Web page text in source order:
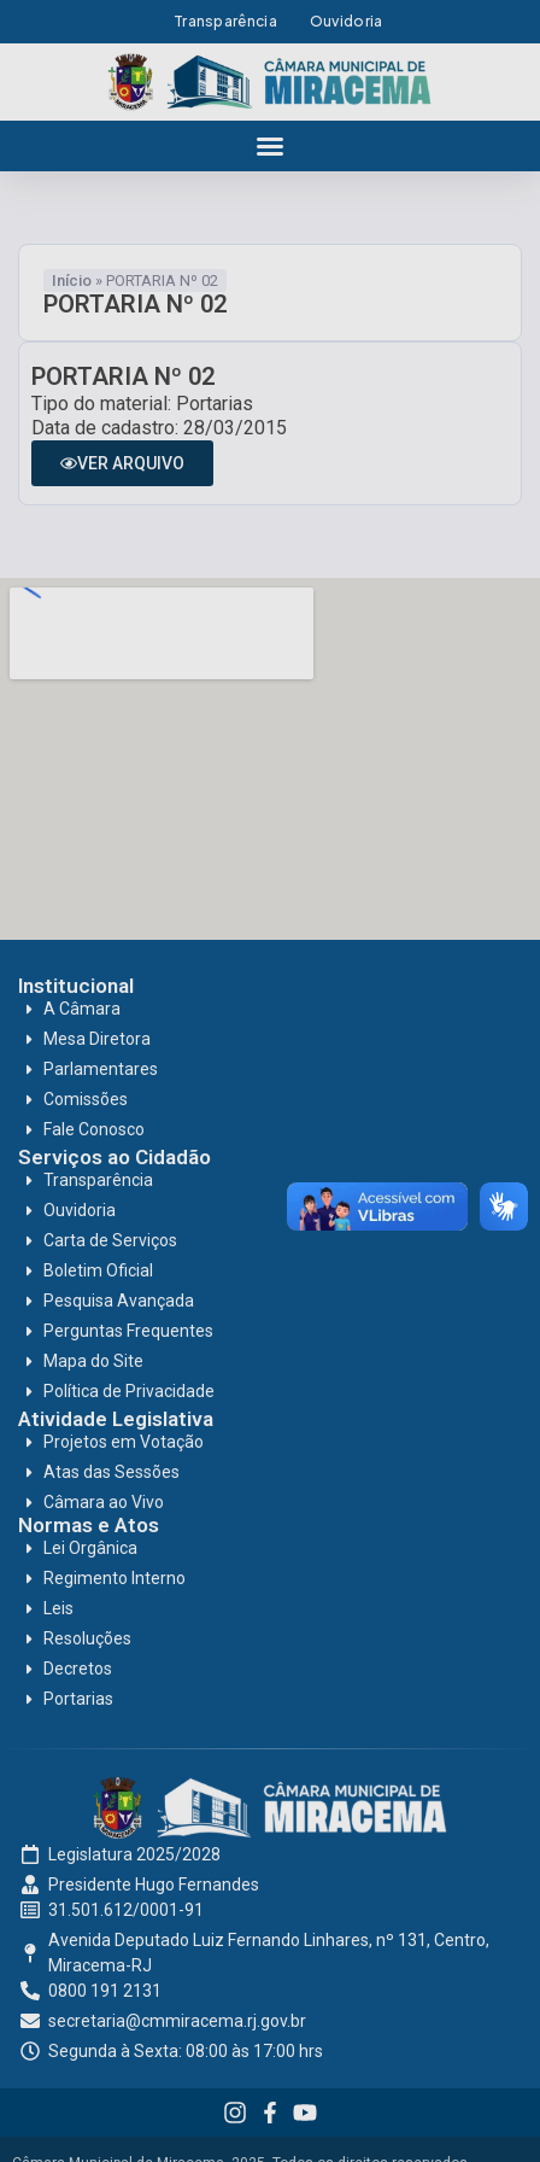
Transparência Ouvidoria
Início » PORTARIA Nº 02
PORTARIA Nº 02
PORTARIA Nº 02
Tipo do material: Portarias
Data de cadastro: 28/03/2015
VER ARQUIVO
Institucional
A Câmara
Mesa Diretora
Parlamentares
Comissões
Fale Conosco
Serviços ao Cidadão
Transparência
Ouvidoria
Carta de Serviços
Boletim Oficial
Pesquisa Avançada
Perguntas Frequentes
Mapa do Site
Política de Privacidade
Atividade Legislativa
Projetos em Votação
Atas das Sessões
Câmara ao Vivo
Normas e Atos
Lei Orgânica
Regimento Interno
Leis
Resoluções
Decretos
Portarias
Legislatura 2025/2028
Presidente Hugo Fernandes
31.501.612/0001-91
Avenida Deputado Luiz Fernando Linhares, nº 131, Centro,
Miracema-RJ
0800 191 2131
secretaria@cmmiracema.rj.gov.br
Segunda à Sexta: 08:00 às 17:00 hrs